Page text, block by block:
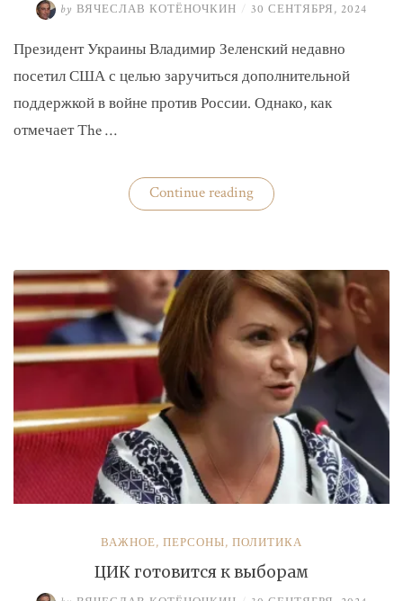
by ВЯЧЕСЛАВ КОТЁНОЧКИН / 30 СЕНТЯБРЯ, 2024
Президент Украины Владимир Зеленский недавно
посетил США с целью заручиться дополнительной
поддержкой в войне против России. Однако, как
отмечает The …
Continue reading«Анализ
визита
США»
ВАЖНОЕ, ПЕРСОНЫ, ПОЛИТИКА
ЦИК готовится к выборам